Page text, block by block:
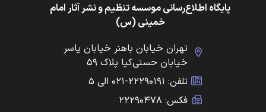
پایگاه اطلاع‌رسانی موسسه تنظیم و نشر آثار امام
خمینی (س)
تهران خیابان باهنر خیابان یاسر
خیابان حسنی‌کیا پلاک ۵۹
تلفن: ۲۲۲۹۰۱۹۱-۰۲۱ الی ۵
فکس: ۲۲۲۹۰۴۷۸